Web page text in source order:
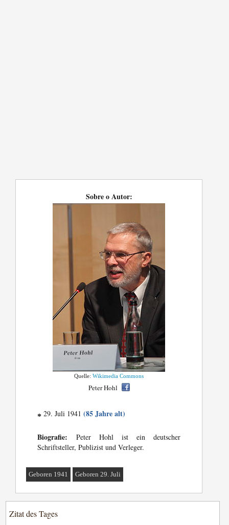
Sobre o Autor:
Quelle:Wikimedia Commons
Peter Hohl
* 29. Juli 1941(85 Jahre alt)
Biografie: Peter Hohl ist ein deutscher
Schriftsteller, Publizist und Verleger.
Geboren 1941 Geboren 29. Juli
Zitat des Tages